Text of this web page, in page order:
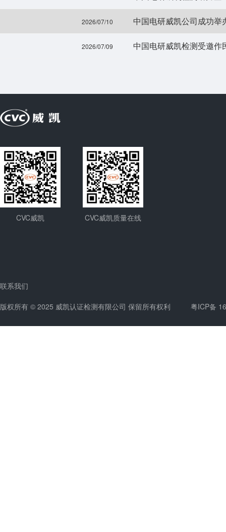
2026/07/10
2026/07/09 中国电研威凯检测受邀
CVC威凯 CVC威凯质量在线
联系我们
版权所有 © 2025 威凯认证检测有限公司 保留所有权利 粤ICP备